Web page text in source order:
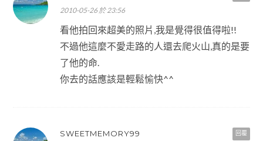
2010-05-26 於 23:56
看他拍回來超美的照片,我是覺得很值得啦!!
不過他這麼不愛走路的人還去爬火山,真的是要
了他的命.
你去的話應該是輕鬆愉快^^
回覆
SWEETMEMORY99